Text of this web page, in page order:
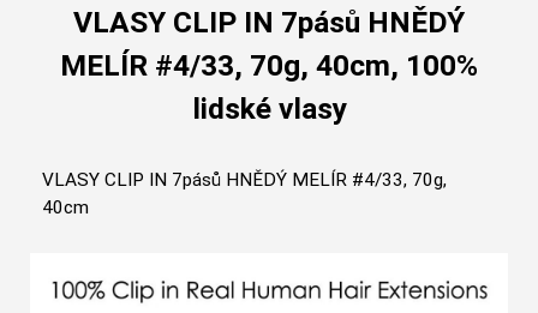
VLASY CLIP IN 7pásů HNĚDÝ
MELÍR #4/33, 70g, 40cm, 100%
lidské vlasy
VLASY CLIP IN 7pásů HNĚDÝ MELÍR #4/33, 70g,
40cm